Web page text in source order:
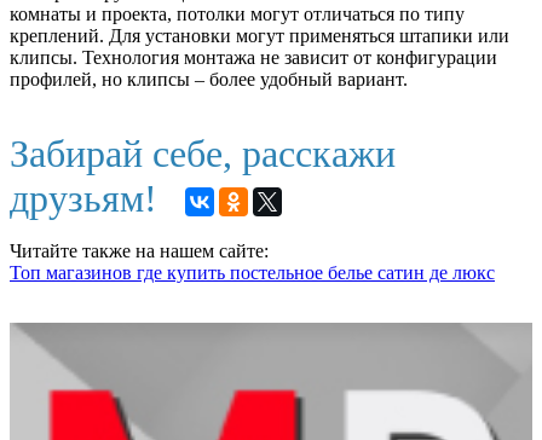
комнаты и проекта, потолки могут отличаться по типу
креплений. Для установки могут применяться штапики или
клипсы. Технология монтажа не зависит от конфигурации
профилей, но клипсы – более удобный вариант.
Забирай себе, расскажи
друзьям!
Читайте также на нашем сайте:
Топ магазинов где купить постельное белье сатин де люкс